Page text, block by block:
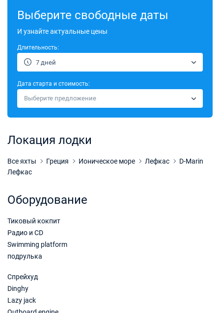
17/10/2026 - 24/10/2026
24/10/2026 - 31/10/2026 €2190
31/10/2026 - 07/11/2026
Забронировать
07/11/2026 - 14/11/2026
Забронировать
05/12/2026 - 12/12/2026
Выберите свободные даты
И узнайте актуальные цены
Длительность:
7 дней
Дата старта и стоимость:
Выберите предложение
Локация лодки
Все яхты Греция Ионическое море Лефкас
D-Marin
Лефкас
Оборудование
Тиковый кокпит
Радио и CD
Swimming platform
подрулька
Спрейхуд
Dinghy
Lazy jack